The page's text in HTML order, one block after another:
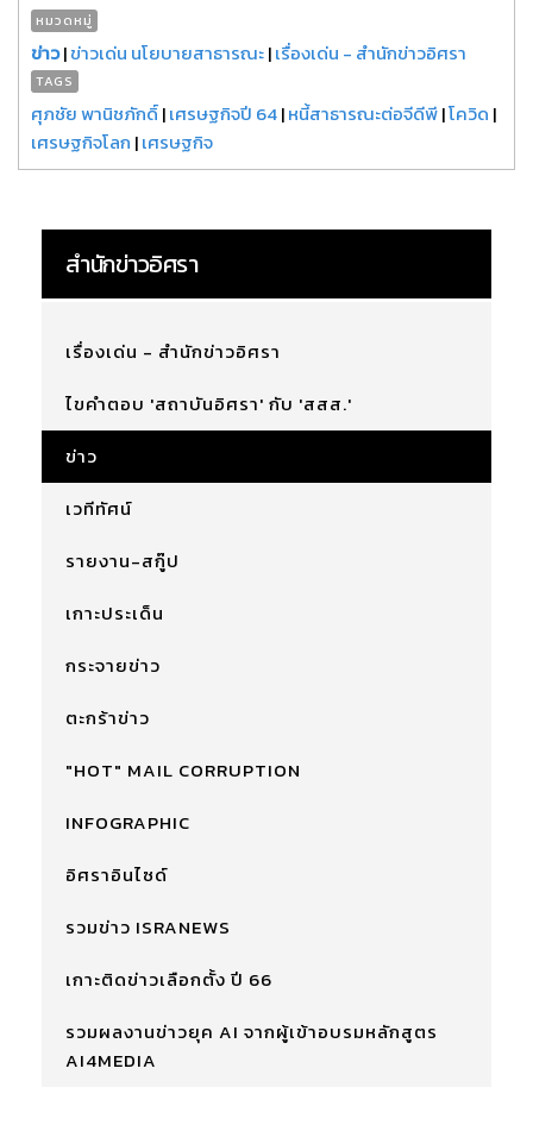
หมวดหมู่
ข่าว|ข่าวเด่น นโยบายสาธารณะ|เรื่องเด่น - สำนักข่าวอิศรา
TAGS
ศุภชัย พานิชภักดิ์|เศรษฐกิจปี 64|หนี้สาธารณะต่อจีดีพี|โควิด |
เศรษฐกิจโลก |เศรษฐกิจ
สำนักข่าวอิศรา
เรื่องเด่น - สำนักข่าวอิศรา
ไขคำตอบ 'สถาบันอิศรา' กับ 'สสส.'
ข่าว
เวทีทัศน์
รายงาน-สกู๊ป
เกาะประเด็น
กระจายข่าว
ตะกร้าข่าว
"HOT" MAIL CORRUPTION
INFOGRAPHIC
อิศราอินไซด์
รวมข่าว ISRANEWS
เกาะติดข่าวเลือกตั้ง ปี 66
รวมผลงานข่าวยุค AI จากผู้เข้าอบรมหลักสูตร
AI4MEDIA